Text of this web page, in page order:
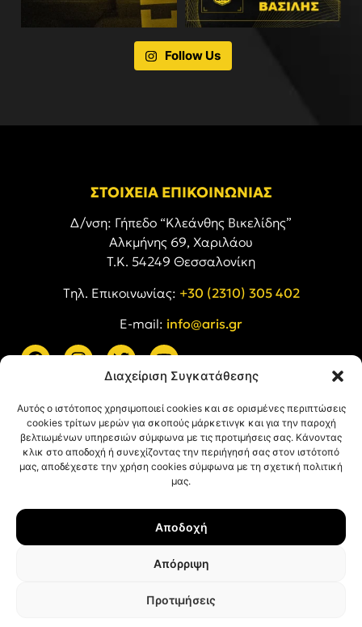
Διαχείριση Συγκατάθεσης
Αυτός ο ιστότοπος χρησιμοποιεί cookies και σε ορισμένες περιπτώσεις
cookies τρίτων μερών για σκοπούς μάρκετινγκ και για την παροχή
βελτιωμένων υπηρεσιών σύμφωνα με τις προτιμήσεις σας. Κάνοντας
κλικ στο αποδοχή ή συνεχίζοντας την περιήγησή σας στον ιστότοπό
μας, αποδέχεστε την χρήση cookies σύμφωνα με τη σχετική πολιτική
μας.
Αποδοχή
Απόρριψη
Προτιμήσεις
Follow Us
ΣΤΟΙΧΕΙΑ ΕΠΙΚΟΙΝΩΝΙΑΣ
Δ/νση: Γήπεδο “Κλεάνθης Βικελίδης”
Αλκμήνης 69, Χαριλάου
Τ.Κ. 54249 Θεσσαλονίκη
Tηλ. Επικοινωνίας: +30 (2310) 305 402
E-mail: info@aris.gr
Όροι Χρήσης
Πολιτική Cookies
© ΑΡΗΣ Α.Σ. All rights reserved.